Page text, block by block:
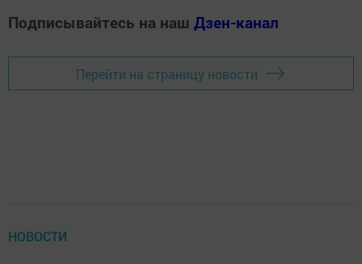
Подписывайтесь на наш Дзен-канал
Перейти на страницу новости
НОВОСТИ